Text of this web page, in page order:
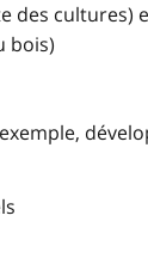
des cultures)
bois)